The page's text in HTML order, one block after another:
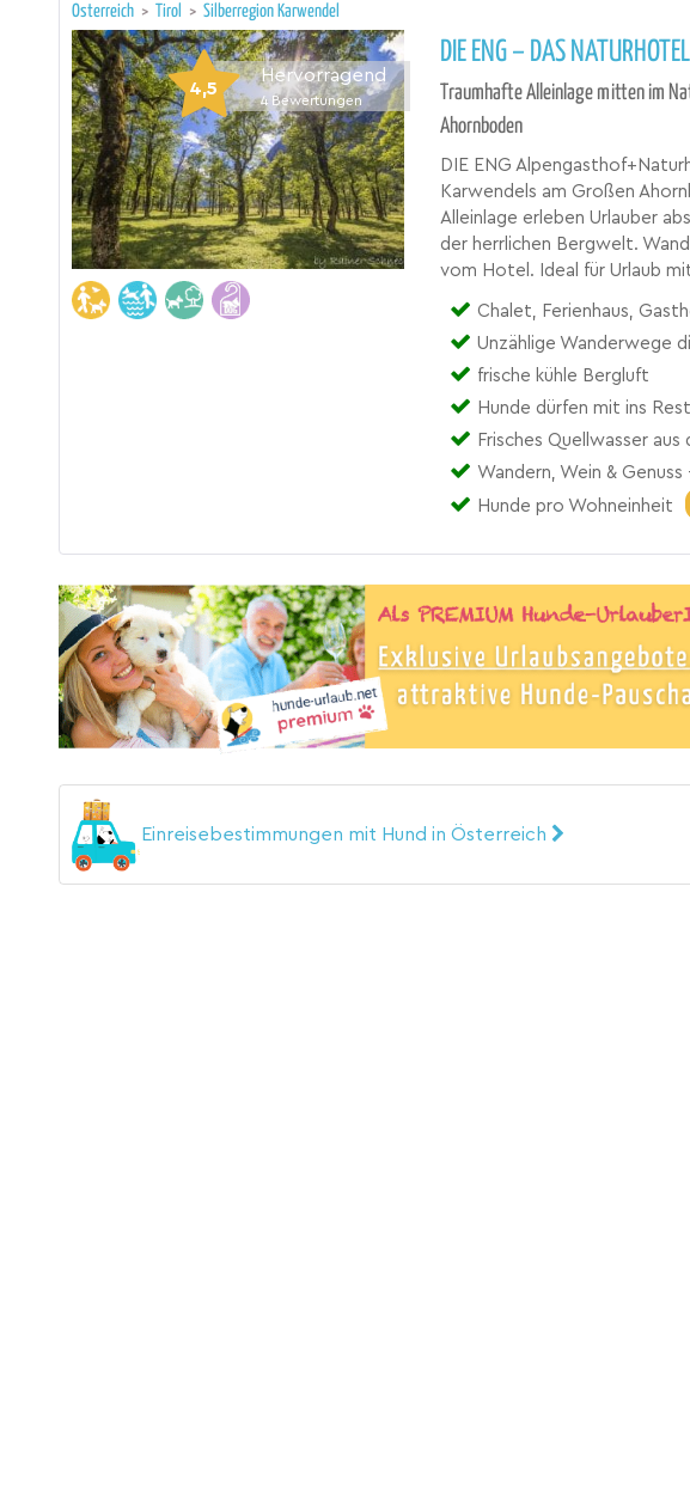
Österreich > Tirol > Silberregion Karwendel
4,5
Hervorragend
4 Bewertungen
DIE ENG – DAS NATURHOTEL
Traumhafte Alleinlage mitten im
Ahornboden
DIE ENG
Karwendels am Großen
Alleinlage erleben Urlauber
der herrlichen Bergwelt.
vom Hotel. Ideal für Urlaub
Chalet, Ferienhaus, Gasthof,
Unzählige Wanderwege
frische kühle Bergluft
Hunde dürfen mit ins
Frisches Quellwasser aus
Wandern, Wein & Genuss
Hunde pro Wohneinheit
Einreisebestimmungen mit Hund in Österreich